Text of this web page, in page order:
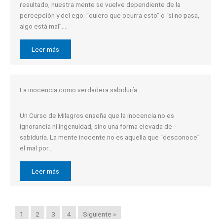
resultado, nuestra mente se vuelve dependiente de la
percepción y del ego: “quiero que ocurra esto” o “si no pasa,
algo está mal”….
Leer más
La inocencia como verdadera sabiduría
Un Curso de Milagros enseña que la inocencia no es
ignorancia ni ingenuidad, sino una forma elevada de
sabiduría. La mente inocente no es aquella que “desconoce”
el mal por…
Leer más
1 2 3 4 Siguiente »